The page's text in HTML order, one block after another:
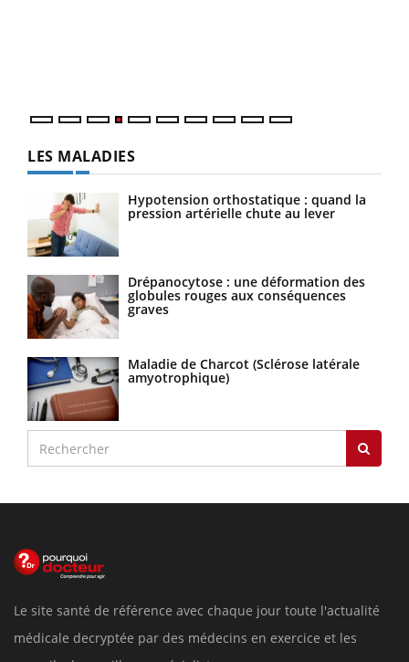
LES MALADIES
Hypotension orthostatique : quand la
pression artérielle chute au lever
Drépanocytose : une déformation des
globules rouges aux conséquences
graves
Maladie de Charcot (Sclérose latérale
amyotrophique)
Le site santé de référence avec chaque jour toute l'actualité
médicale decryptée par des médecins en exercice et les